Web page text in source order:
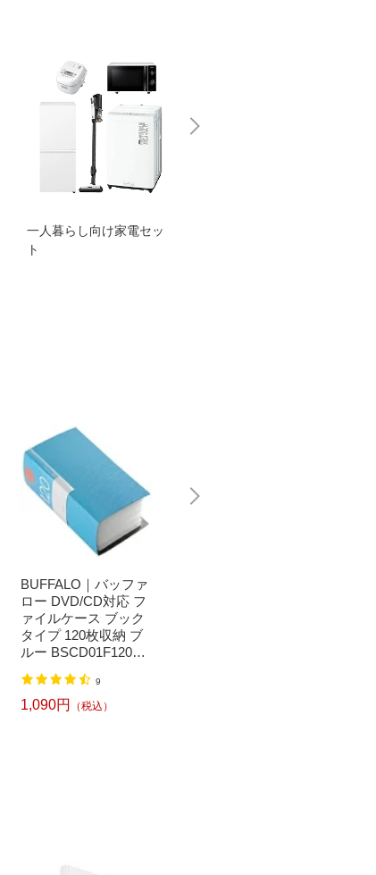
一人暮らし向け家電セッ
ト
BUFFALO｜バッファ
ロー DVD/CD対応 フ
ァイルケース ブック
タイプ 120枚収納 ブ
ルー BSCD01F120BL
_pcp】
9
1,090円 （税込）